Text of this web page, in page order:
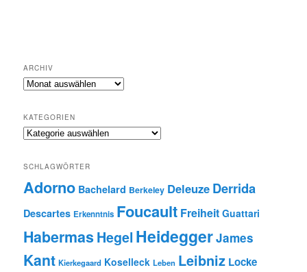
ARCHIV
Archiv
KATEGORIEN
Kategorien
SCHLAGWÖRTER
Adorno Bachelard Berkeley Deleuze Derrida
Descartes Erkenntnis Foucault Freiheit Guattari
Habermas Hegel HeideggerJames
Kant Kierkegaard Koselleck Leben Leibniz Locke